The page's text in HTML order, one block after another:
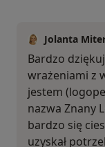
Jolanta
Bardzo
wrażeniami z
jestem
nazwa Znany
bardzo się
uzyskał